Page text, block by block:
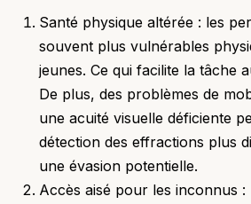
Santé physique altérée : les
souvent plus vulnérables
jeunes. Ce qui facilite la tâche
De plus, des problèmes de
une acuité visuelle déficiente
détection des effractions plus
une évasion potentielle.
Accès aisé pour les inconnus